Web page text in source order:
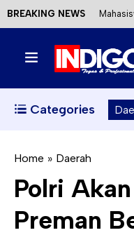
BREAKING NEWS
Etik
Satu
Soroti
Categories
Home » Daerah
Polri
Preman